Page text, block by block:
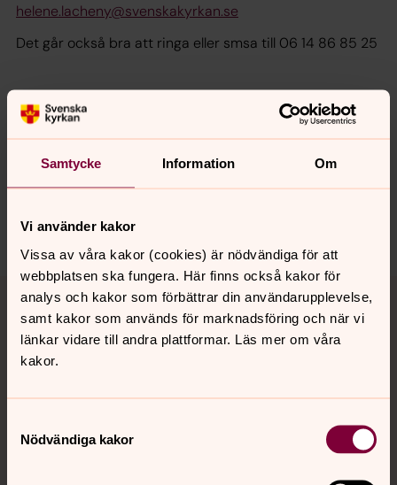
Samtycke Information Om
Vi använder kakor
Vissa av våra kakor (cookies) är nödvändiga för att
webbplatsen ska fungera. Här finns också kakor för
analys och kakor som förbättrar din användarupplevelse,
samt kakor som används för marknadsföring och när vi
länkar vidare till andra plattformar. Läs mer om våra
kakor.
Nödvändiga kakor
helene.lacheny@svenskakyrkan.se
Det går också bra att ringa eller smsa till 06 14 86 85 25
Senast ändrad 13 juni 2018
Synpunkter eller frågor på sidans
innehåll?
Dela
Tillbaka till toppen
Tillbaka till innehållet
Kontakt
Kalender